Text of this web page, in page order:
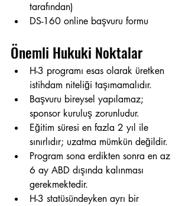
tarafından)
DS-160 online başvuru formu
Önemli Hukuki Noktalar
H-3 programı esas olarak üretken
istihdam niteliği taşımamalıdır.
Başvuru bireysel yapılamaz;
sponsor kuruluş zorunludur.
Eğitim süresi en fazla 2 yıl ile
sınırlıdır; uzatma mümkün değildir.
Program sona erdikten sonra en az
6 ay ABD dışında kalınması
gerekmektedir.
H-3 statüsündeyken ayrı bir